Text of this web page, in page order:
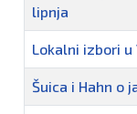
lipnja
Lokalni izbori u
Šuica i Hahn o